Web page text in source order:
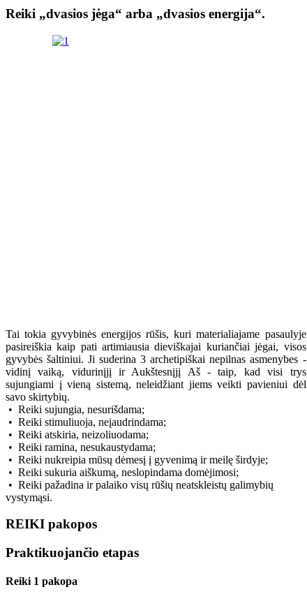
Reiki „dvasios jėga“ arba „dvasios energija“.
Tai tokia gyvybinės energijos rūšis, kuri materialiajame pasaulyje
pasireiškia kaip pati artimiausia dieviškajai kuriančiai jėgai, visos
gyvybės šaltiniui. Ji suderina 3 archetipiškai nepilnas asmenybes -
vidinį vaiką, vidurinįjį ir Aukštesnįjį Aš - taip, kad visi trys
sujungiami į vieną sistemą, neleidžiant jiems veikti pavieniui dėl
savo skirtybių.
• Reiki sujungia, nesurišdama;
• Reiki stimuliuoja, neįaudrindama;
• Reiki atskiria, neizoliuodama;
• Reiki ramina, nesukaustydama;
• Reiki nukreipia mūsų dėmesį į gyvenimą ir meilę širdyje;
• Reiki sukuria aiškumą, neslopindama domėjimosi;
• Reiki pažadina ir palaiko visų rūšių neatskleistų galimybių
vystymąsi.
REIKI pakopos
Praktikuojančio etapas
Reiki 1 pakopa